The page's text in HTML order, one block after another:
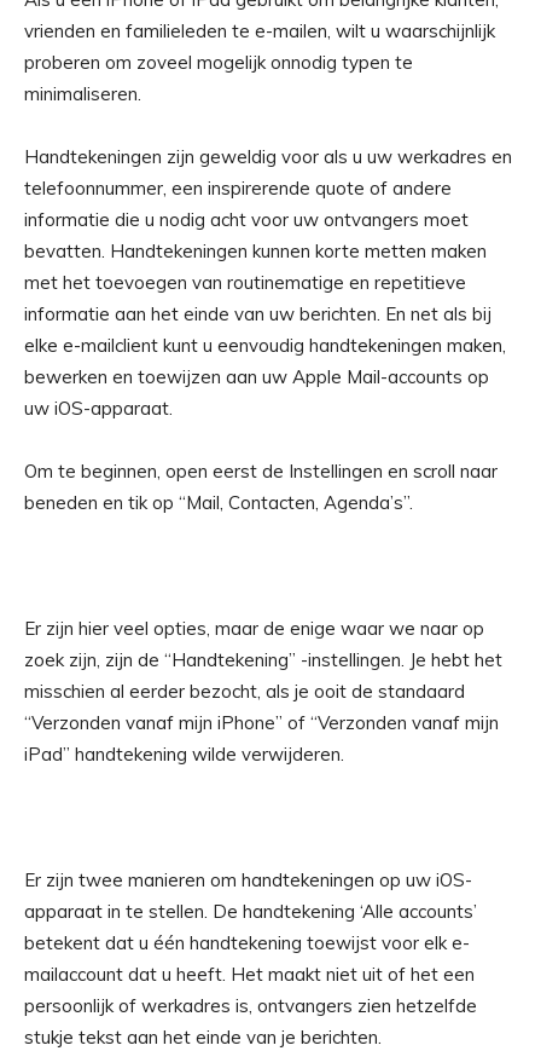
vrienden en familieleden te e-mailen, wilt u waarschijnlijk
proberen om zoveel mogelijk onnodig typen te
minimaliseren.
Handtekeningen zijn geweldig voor als u uw werkadres en
telefoonnummer, een inspirerende quote of andere
informatie die u nodig acht voor uw ontvangers moet
bevatten. Handtekeningen kunnen korte metten maken
met het toevoegen van routinematige en repetitieve
informatie aan het einde van uw berichten. En net als bij
elke e-mailclient kunt u eenvoudig handtekeningen maken,
bewerken en toewijzen aan uw Apple Mail-accounts op
uw iOS-apparaat.
Om te beginnen, open eerst de Instellingen en scroll naar
beneden en tik op “Mail, Contacten, Agenda’s”.
Er zijn hier veel opties, maar de enige waar we naar op
zoek zijn, zijn de “Handtekening” -instellingen. Je hebt het
misschien al eerder bezocht, als je ooit de standaard
“Verzonden vanaf mijn iPhone” of “Verzonden vanaf mijn
iPad” handtekening wilde verwijderen.
Er zijn twee manieren om handtekeningen op uw iOS-
apparaat in te stellen. De handtekening ‘Alle accounts’
betekent dat u één handtekening toewijst voor elk e-
mailaccount dat u heeft. Het maakt niet uit of het een
persoonlijk of werkadres is, ontvangers zien hetzelfde
stukje tekst aan het einde van je berichten.